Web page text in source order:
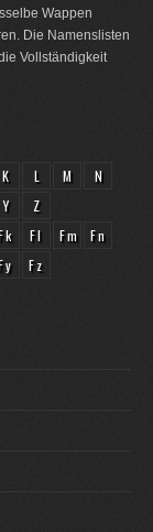
Wappen
Die Namenslisten
Vollständigkeit
K L M
N
Y
Z
Fl Fm
Fn
Fz